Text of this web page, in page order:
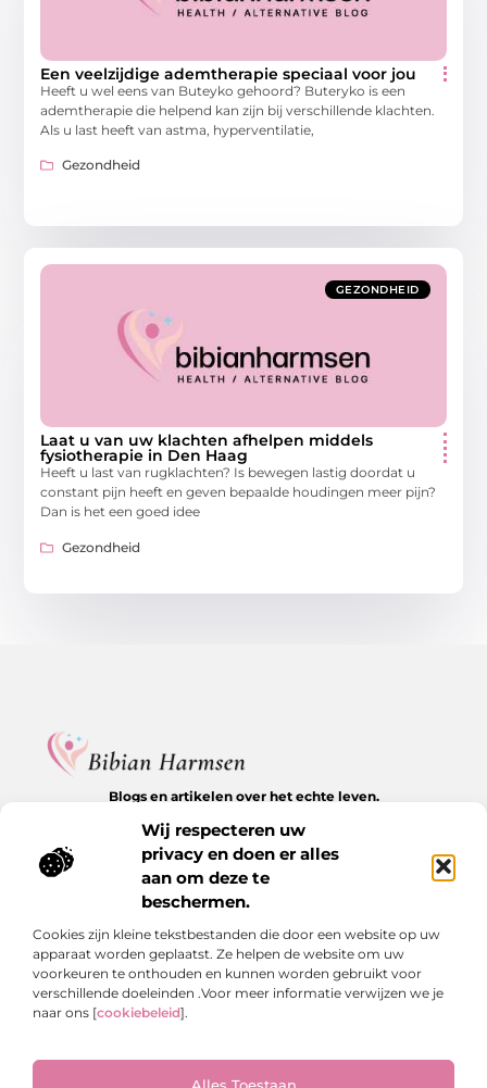
Wij respecteren uw
privacy en doen er alles
aan om deze te
beschermen.
Cookies zijn kleine tekstbestanden die door een website op uw
apparaat worden geplaatst. Ze helpen de website om uw
voorkeuren te onthouden en kunnen worden gebruikt voor
verschillende doeleinden .Voor meer informatie verwijzen we je
naar ons [cookiebeleid].
Alles Toestaan
Een veelzijdige ademtherapie speciaal voor jou
Heeft u wel eens van Buteyko gehoord? Buteryko is een
ademtherapie die helpend kan zijn bij verschillende klachten.
Als u last heeft van astma, hyperventilatie,
Gezondheid
GEZONDHEID
Laat u van uw klachten afhelpen middels
fysiotherapie in Den Haag
Heeft u last van rugklachten? Is bewegen lastig doordat u
constant pijn heeft en geven bepaalde houdingen meer pijn?
Dan is het een goed idee
Gezondheid
Blogs en artikelen over het echte leven.
waardevolle inzichten op BibianHarmsen.nl.
Bericht categorie
Onze informatie